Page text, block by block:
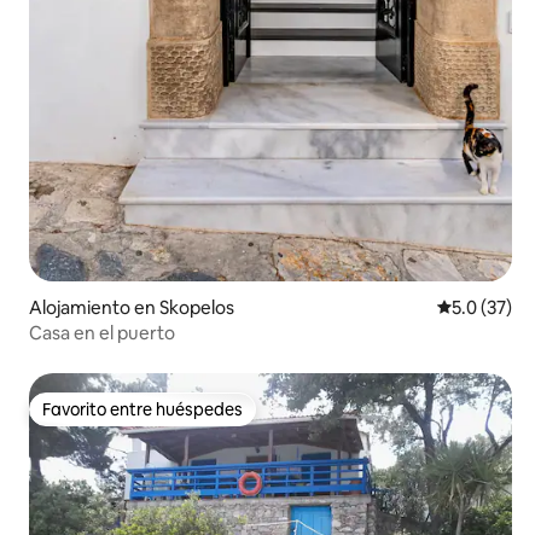
Alojamiento en Skopelos Calificación
5.0 (37)
Casa en el puerto
Favorito entre huéspedes
Favorito entre huéspedes